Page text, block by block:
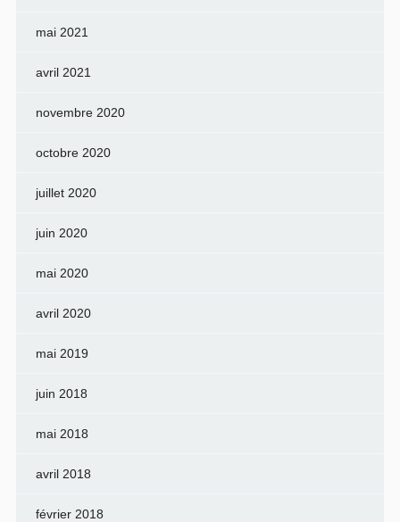
mai 2021
avril 2021
novembre 2020
octobre 2020
juillet 2020
juin 2020
mai 2020
avril 2020
mai 2019
juin 2018
mai 2018
avril 2018
février 2018